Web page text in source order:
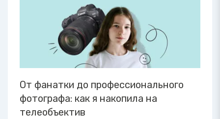
От фанатки до профессионального
фотографа: как я накопила на
телеобъектив